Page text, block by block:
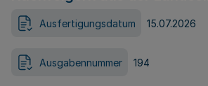
Ausfertigungsdatum 15.07.2026
Ausgabennummer 194